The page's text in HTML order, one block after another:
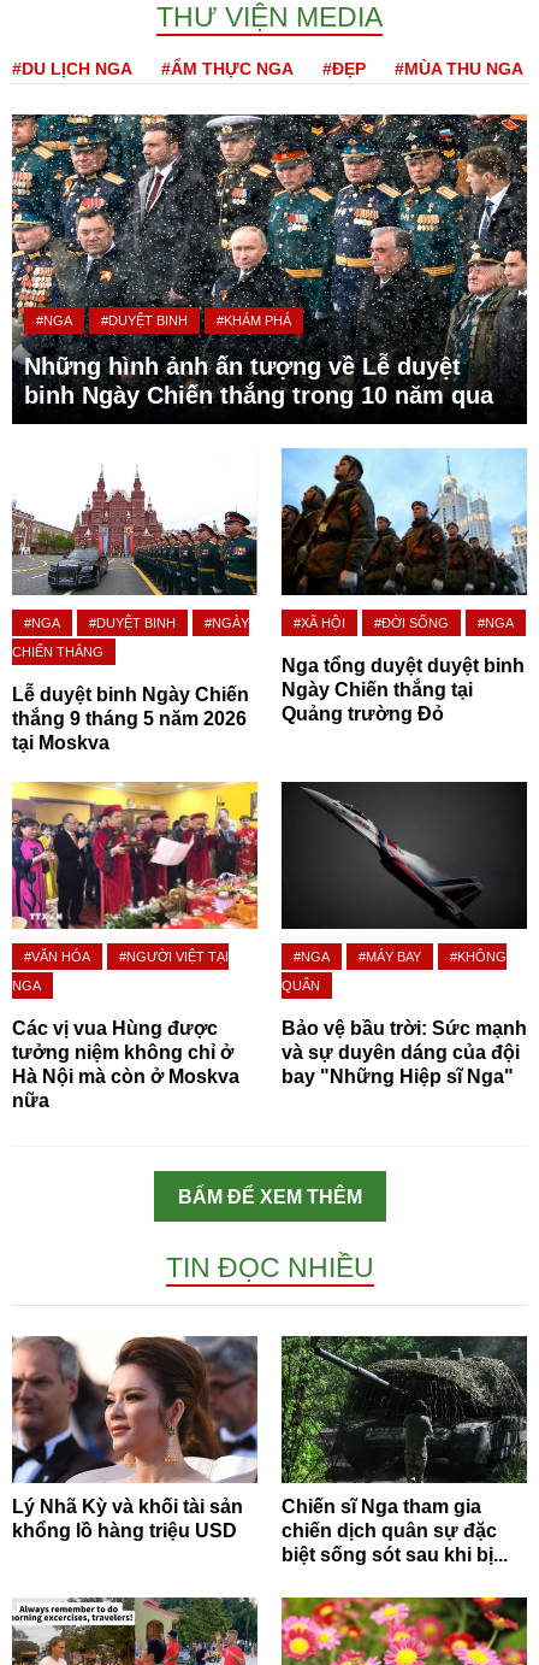
THƯ VIỆN MEDIA
#DU LỊCH NGA #ẨM THỰC NGA #ĐẸP #MÙA THU NGA
#NGA #DUYỆT BINH #KHÁM PHÁ
Những hình ảnh ấn tượng về Lễ duyệt
binh Ngày Chiến thắng trong 10 năm qua
#NGA #DUYỆT BINH
#NGÀY
CHIẾN THẮNG
Lễ duyệt binh Ngày Chiến
thắng 9 tháng 5 năm 2026
tại Moskva
#XÃ HỘI #ĐỜI SỐNG #NGA
Nga tổng duyệt duyệt binh
Ngày Chiến thắng tại
Quảng trường Đỏ
#VĂN HÓA
#NGƯỜI VIỆT TẠI
NGA
Các vị vua Hùng được
tưởng niệm không chỉ ở
Hà Nội mà còn ở Moskva
nữa
#NGA #MÁY BAY
#KHÔNG
QUÂN
Bảo vệ bầu trời: Sức mạnh
và sự duyên dáng của đội
bay "Những Hiệp sĩ Nga"
BẤM ĐỂ XEM THÊM
TIN ĐỌC NHIỀU
Lý Nhã Kỳ và khối tài sản
khổng lồ hàng triệu USD
Chiến sĩ Nga tham gia
chiến dịch quân sự đặc
biệt sống sót sau khi bị...